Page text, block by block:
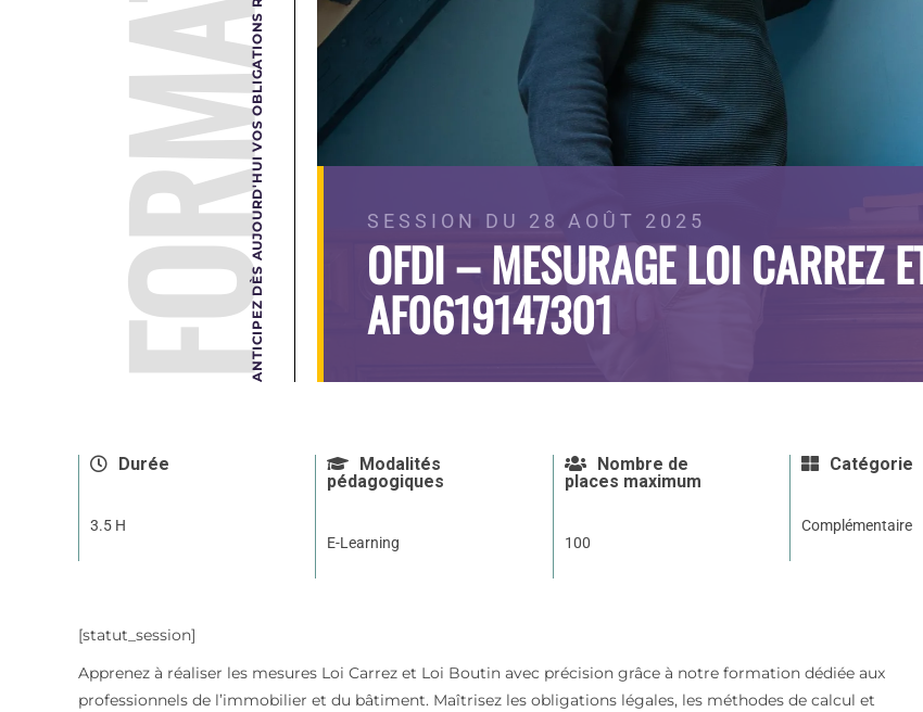
SESSION DU 28 AOÛT 2025
OFDI – MESURAGE LOI CARREZ
AF0619147301
Durée
3.5 H
Modalités
pédagogiques
E-Learning
Nombre de
places maximum
100
Catégorie
Complémentaire
[statut_session]
Apprenez à réaliser les mesures Loi Carrez et Loi Boutin avec précision grâce à notre formation dédiée aux
professionnels de l’immobilier et du bâtiment. Maîtrisez les obligations légales, les méthodes de calcul et